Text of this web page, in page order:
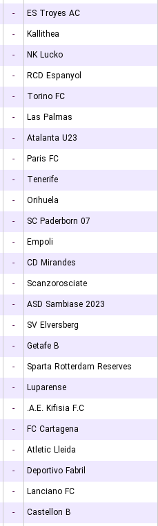
-
ES Troyes AC
-
Kallithea
-
NK Lucko
-
RCD Espanyol
-
Torino FC
-
Las Palmas
-
Atalanta U23
-
Paris FC
-
Tenerife
-
Orihuela
-
SC Paderborn 07
-
Empoli
-
CD Mirandes
-
Scanzorosciate
-
ASD Sambiase 2023
-
SV Elversberg
-
Getafe B
-
Sparta Rotterdam Reserves
-
Luparense
-
A.E. Kifisia F.C.
-
FC Cartagena
-
Atletic Lleida
-
Deportivo Fabril
-
Lanciano FC
-
Castellon B